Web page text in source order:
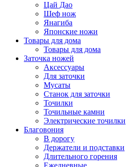
Цай Дао
Шеф нож
Янагиба
Японские ножи
Товары для дома
Товары для дома
Заточка ножей
Аксессуары
Для заточки
Мусаты
Станок для заточки
Точилки
Точильные камни
Электрические точилки
Благовония
В дорогу
Держатели и подставки
Длительного горения
Ежедневные